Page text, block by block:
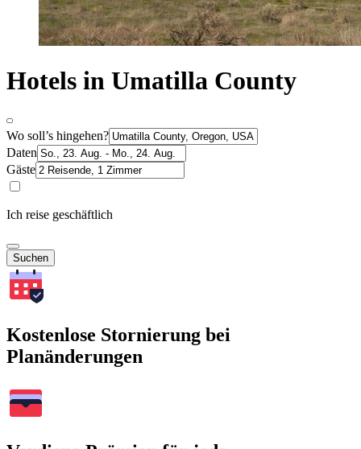
Hotels in Umatilla County
Wo soll’s hingehen?
Daten
Gäste
Ich reise geschäftlich
Suchen
Kostenlose Stornierung bei
Planänderungen